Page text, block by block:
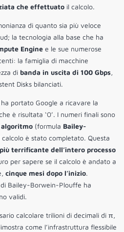
che effettuato il calcolo.
di quanto sia più veloce
la tecnologia alla base che ha
Engine e le sue numerose
la famiglia di macchine
di banda in uscita di 100 Gbps,
Disks bilanciati.
portato Google a ricavare la
è risultata ‘0’. I numeri finali sono
(formula Bailey-
calcolo è stato completato. Questa
terrificante dell’intero processo
per sapere se il calcolo è andato a
cinque mesi dopo l’inizio.
Bailey-Borwein-Plouffe ha
validi.
calcolare trilioni di decimali di π,
come l’infrastruttura flessibile